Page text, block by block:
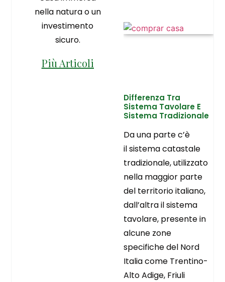
nella natura o un
investimento
sicuro.
Più Articoli
Differenza Tra
Sistema Tavolare E
Sistema Tradizionale
Da una parte c’è
il sistema catastale
tradizionale, utilizzato
nella maggior parte
del territorio italiano,
dall’altra il sistema
tavolare, presente in
alcune zone
specifiche del Nord
Italia come Trentino-
Alto Adige, Friuli